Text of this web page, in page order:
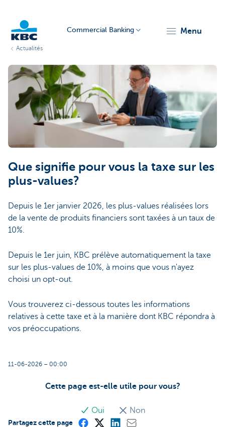
Commercial Banking menu
Actualités
Que signifie pour vous la taxe sur les
plus-values?
Depuis le 1er janvier 2026, les plus-values réalisées lors
de la vente de produits financiers sont taxées à un taux de
10%.
Depuis le 1er juin, KBC prélève automatiquement la taxe
sur les plus-values de 10%, à moins que vous n'ayez
choisi un opt-out.
Vous trouverez ci-dessous toutes les informations
relatives à cette taxe et à la manière dont KBC répondra à
vos préoccupations.
11-06-2026 – 00:00
Cette page est-elle utile pour vous?
Oui Non
Partagez cette page